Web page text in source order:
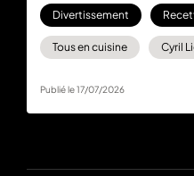
en Cuisine, du lundi au
et en streaming sur M6+
Divertissement
Tous en cuisine Cyril
Publié le 17/07/2026